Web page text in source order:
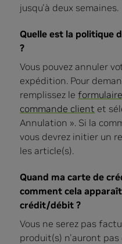
jusqu'à deux semaines.
Quelle est la politique
?
Vous pouvez annuler
expédition. Pour
remplissez le
commande client et
Annulation ». Si la
vous devrez initier un
les article(s).
Quand ma carte de
comment cela
crédit/débit ?
Vous ne serez pas
produit(s) n'auront pas